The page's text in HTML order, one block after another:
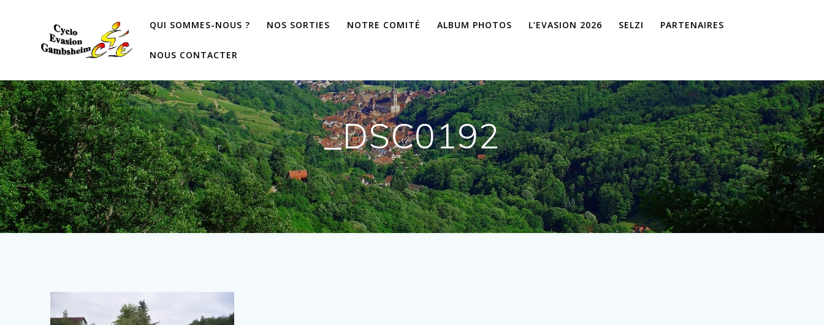
QUI SOMMES-NOUS ? NOS SORTIES NOTRE COMITÉ ALBUM PHOTOS L’EVASION 2026 SELZI PARTENAIRES
NOUS CONTACTER
_DSC0192